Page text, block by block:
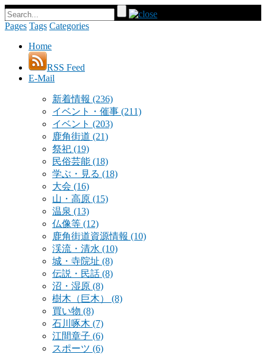
Pages Tags Categories
Home
RSS Feed
E-Mail
新着情報 (236)
イベント・催事 (211)
イベント (203)
鹿角街道 (21)
祭祀 (19)
民俗芸能 (18)
学ぶ・見る (18)
大会 (16)
山・高原 (15)
温泉 (13)
仏像等 (12)
鹿角街道資源情報 (10)
渓流・清水 (10)
城・寺院址 (8)
伝説・民話 (8)
沼・湿原 (8)
樹木（巨木） (8)
買い物 (8)
石川啄木 (7)
江間章子 (6)
スポーツ (6)